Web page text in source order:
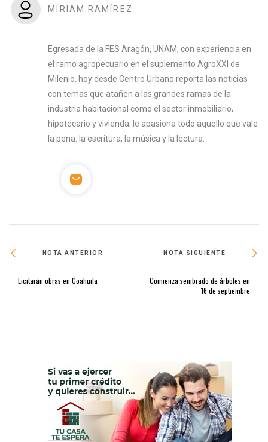
MIRIAM RAMÍREZ
Egresada de la FES Aragón, UNAM; con experiencia en
el ramo agropecuario en el suplemento AgroXXI de
Milenio, hoy desde Centro Urbano reporta las noticias
con temas que atañen a las grandes ramas de la
industria habitacional como el sector inmobiliario,
hipotecario y vivienda; le apasiona todo aquello que vale
la pena: la escritura, la música y la lectura.
NOTA ANTERIOR
Licitarán obras en Coahuila
NOTA SIGUIENTE
Comienza sembrado de árboles en
16 de septiembre